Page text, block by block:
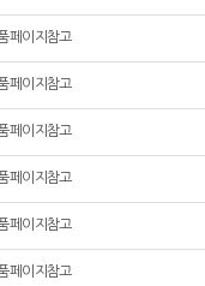
페이지참고
페이지참고
페이지참고
페이지참고
페이지참고
페이지참고